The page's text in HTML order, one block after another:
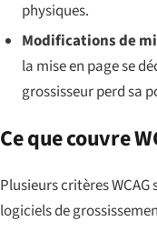
physiques.
Modifications de
la mise en page se
grossisseur perd sa
Ce que couvre
Plusieurs critères
logiciels de